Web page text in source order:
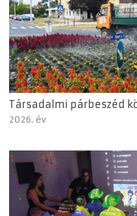
Társadalmi párbeszéd
2026. év